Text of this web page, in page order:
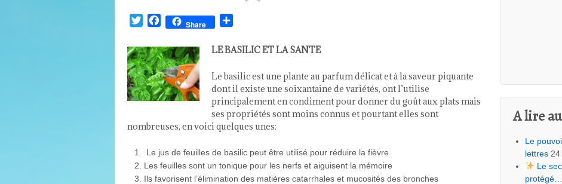
TwitterFacebook
Share
LE BASILIC ET LA SANTE
Le basilic est une plante au parfum délicat et à la saveur piquante
dont il existe une soixantaine de variétés, ont l’utilise
principalement en condiment pour donner du goût aux plats mais
ses propriétés sont moins connus et pourtant elles sont
nombreuses, en voici quelques unes:
Le jus de feuilles de basilic peut être utilisé pour réduire la fièvre
Les feuilles sont un tonique pour les nerfs et aiguisent la mémoire
Ils favorisent l’élimination des matières catarrhales et mucosités des bronches
A lire
Le
lettres
Le
protégé…